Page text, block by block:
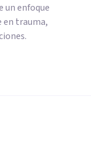
un enfoque
en trauma,